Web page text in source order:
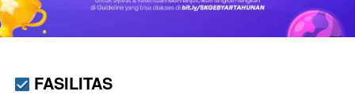
FASILITAS